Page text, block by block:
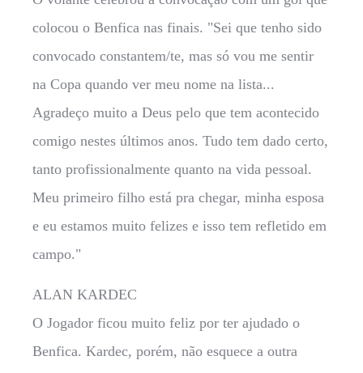
colocou o Benfica nas finais. "Sei que tenho sido
convocado constantem/te, mas só vou me sentir
na Copa quando ver meu nome na lista...
Agradeço muito a Deus pelo que tem acontecido
comigo nestes últimos anos. Tudo tem dado certo,
tanto profissionalmente quanto na vida pessoal.
Meu primeiro filho está pra chegar, minha esposa
e eu estamos muito felizes e isso tem refletido em
campo."
ALAN KARDEC
O Jogador ficou muito feliz por ter ajudado o
Benfica. Kardec, porém, não esquece a outra